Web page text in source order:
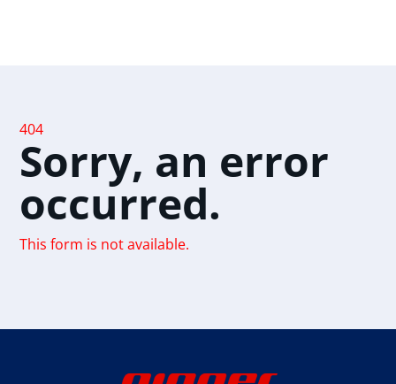
404
Sorry, an error
occurred.
This form is not available.